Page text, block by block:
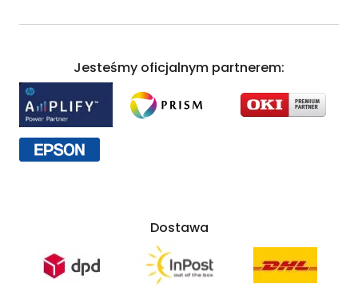
Jesteśmy oficjalnym partnerem:
Dostawa